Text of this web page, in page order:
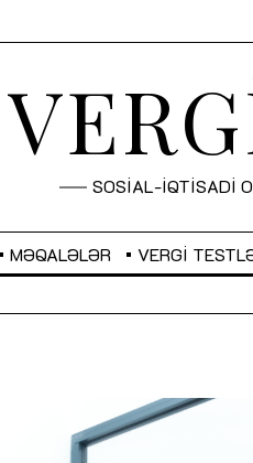
SOSİAL-İQTİSADİ
MƏQALƏLƏR VERGI
Sahibkarlıq fəaliyyəti üçün inklüziv
imkanlar yaradan vergi təşviqləri